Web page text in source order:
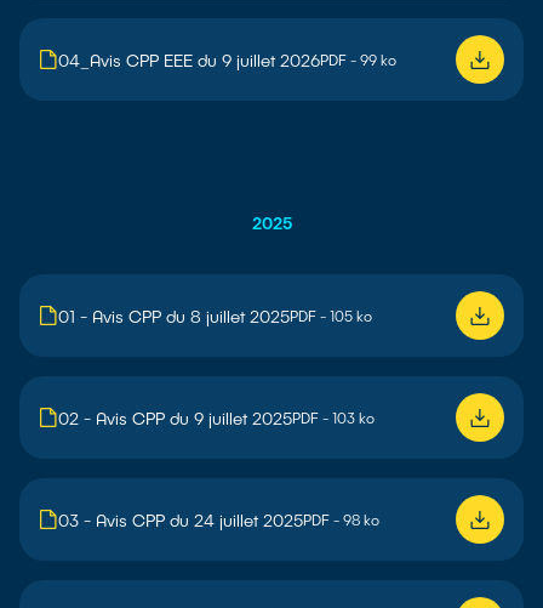
04_Avis CPP EEE du 9 juillet 2026PDF - 99 ko
2025
01 - Avis CPP du 8 juillet 2025PDF - 105 ko
02 - Avis CPP du 9 juillet 2025PDF - 103 ko
03 - Avis CPP du 24 juillet 2025PDF - 98 ko